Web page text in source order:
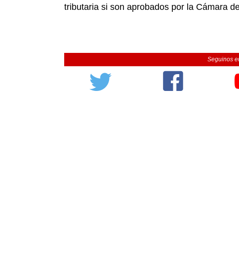
tributaria si son aprobados por la Cámara
Seguinos